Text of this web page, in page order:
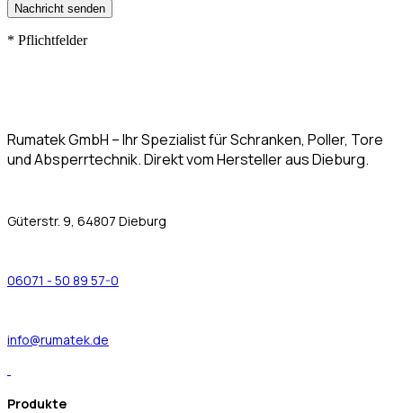
Nachricht senden
* Pflichtfelder
Rumatek GmbH – Ihr Spezialist für Schranken, Poller, Tore
und Absperrtechnik. Direkt vom Hersteller aus Dieburg.
Güterstr. 9, 64807 Dieburg
06071 - 50 89 57-0
info@rumatek.de
Produkte